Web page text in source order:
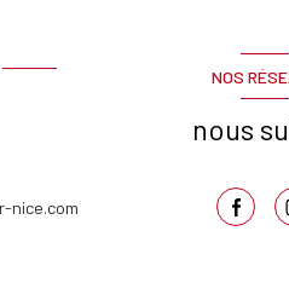
nice.com
NOS
nous